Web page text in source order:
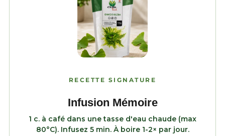
RECETTE SIGNATURE
Infusion Mémoire
1 c. à café dans une tasse d'eau chaude (max
80°C). Infusez 5 min. À boire 1-2× par jour.